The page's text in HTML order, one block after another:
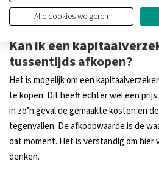
mogelijkheden voor uw toekomst
nog contact op met een adviseur van
Kan ik een
tussentijds afkopen?
Het is mogelijk om een
te kopen. Dit heeft echter wel een
in zo’n geval de gemaakte kosten en
tegenvallen. De afkoopwaarde is de
dat moment. Het is verstandig om hier
denken.
Alle cookies weigeren